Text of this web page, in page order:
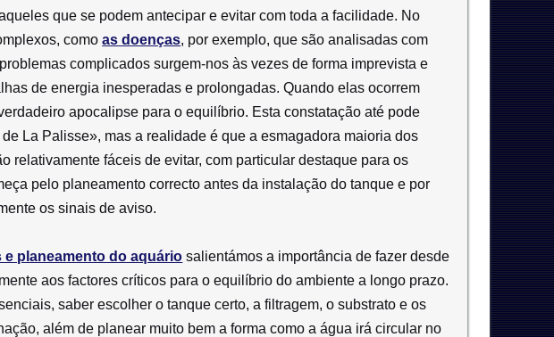
que se podem antecipar e evitar com toda a facilidade. No
comoas doenças, por exemplo, que são analisadas com
complicados surgem-nos às vezes de forma imprevista e
de energia inesperadas e prolongadas. Quando elas ocorrem
apocalipse para o equilíbrio. Esta constatação até pode
La Palisse», mas a realidade é que a esmagadora maioria dos
relativamente fáceis de evitar, com particular destaque para os
pelo planeamento correcto antes da instalação do tanque e por
os sinais de aviso.
planeamento do aquário salientámos a importância de fazer desde
aos factores críticos para o equilíbrio do ambiente a longo prazo.
saber escolher o tanque certo, a filtragem, o substrato e os
além de planear muito bem a forma como a água irá circular no